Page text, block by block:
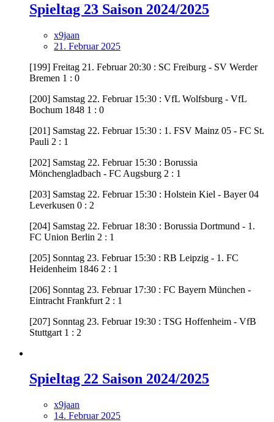
Spieltag 23 Saison 2024/2025
x9jaan
21. Februar 2025
[199] Freitag 21. Februar 20:30 : SC Freiburg - SV Werder
Bremen 1 : 0
[200] Samstag 22. Februar 15:30 : VfL Wolfsburg - VfL
Bochum 1848 1 : 0
[201] Samstag 22. Februar 15:30 : 1. FSV Mainz 05 - FC St.
Pauli 2 : 1
[202] Samstag 22. Februar 15:30 : Borussia
Mönchengladbach - FC Augsburg 2 : 1
[203] Samstag 22. Februar 15:30 : Holstein Kiel - Bayer 04
Leverkusen 0 : 2
[204] Samstag 22. Februar 18:30 : Borussia Dortmund - 1.
FC Union Berlin 2 : 1
[205] Sonntag 23. Februar 15:30 : RB Leipzig - 1. FC
Heidenheim 1846 2 : 1
[206] Sonntag 23. Februar 17:30 : FC Bayern München -
Eintracht Frankfurt 2 : 1
[207] Sonntag 23. Februar 19:30 : TSG Hoffenheim - VfB
Stuttgart 1 : 2
Spieltag 22 Saison 2024/2025
x9jaan
14. Februar 2025